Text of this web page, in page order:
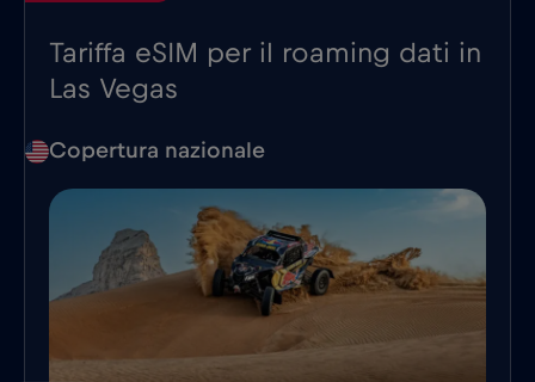
Tariffa eSIM per il roaming dati in
Las Vegas
Copertura nazionale